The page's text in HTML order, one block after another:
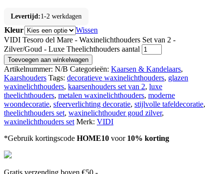
Levertijd:1-2 werkdagen
Kleur
Wissen
VIDI Tesoro del Mare - Waxinelichthouders Set van 2 -
Zilver/Goud - Luxe Theelichthouders aantal
Toevoegen aan winkelwagen
Artikelnummer: N/B Categorieën: Kaarsen & Kandelaars,
Kaarshouders Tags: decoratieve waxinelichthouders, glazen
waxinelichthouders, kaarsenhouders set van 2, luxe
theelichthouders, metalen waxinelichthouders, moderne
woondecoratie, sfeerverlichting decoratie, stijlvolle tafeldecoratie,
theelichthouders set, waxinelichthouder goud zilver,
waxinelichthouders set Merk: VIDI
*Gebruik kortingscode HOME10 voor 10% korting
Gratis verzending boven €50,-